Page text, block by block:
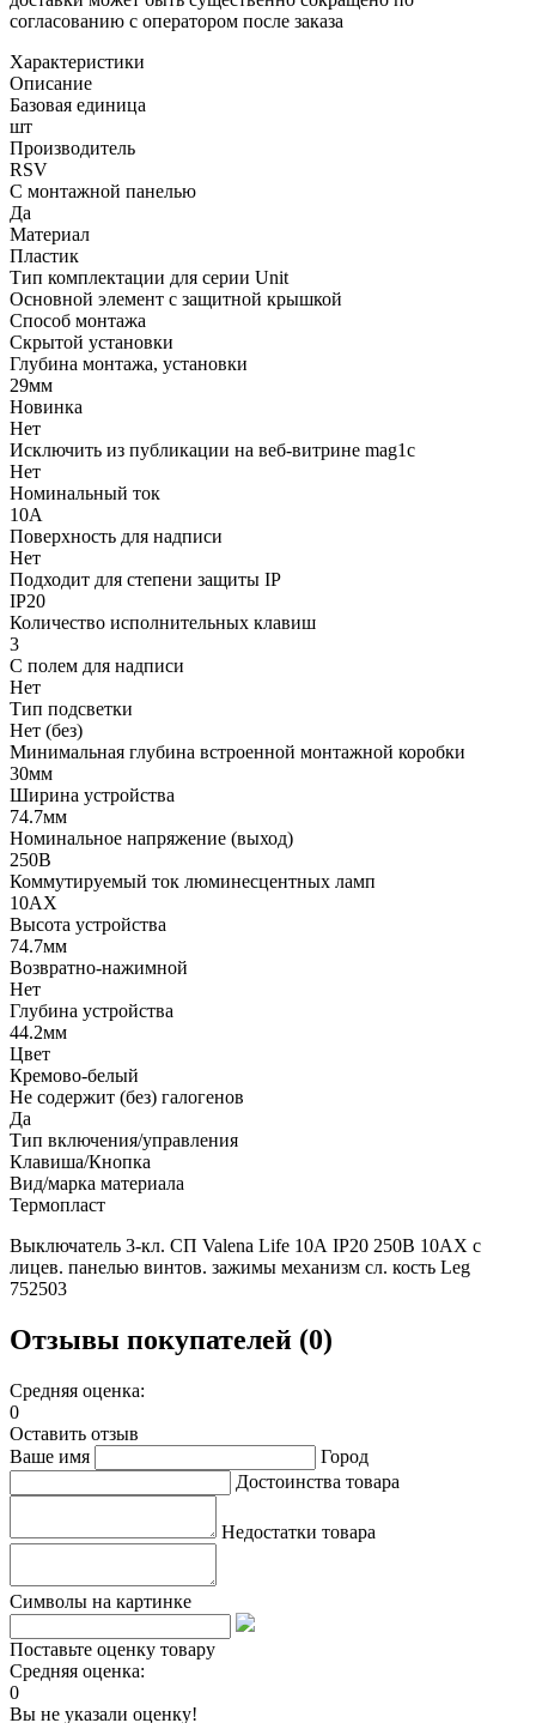
согласованию с оператором после заказа
Характеристики
Описание
Базовая единица
шт
Производитель
RSV
С монтажной панелью
Да
Материал
Пластик
Тип комплектации для серии Unit
Основной элемент с защитной крышкой
Способ монтажа
Скрытой установки
Глубина монтажа, установки
29мм
Новинка
Нет
Исключить из публикации на веб-витрине mag1c
Нет
Номинальный ток
10А
Поверхность для надписи
Нет
Подходит для степени защиты IP
IP20
Количество исполнительных клавиш
3
С полем для надписи
Нет
Тип подсветки
Нет (без)
Минимальная глубина встроенной монтажной коробки
30мм
Ширина устройства
74.7мм
Номинальное напряжение (выход)
250В
Коммутируемый ток люминесцентных ламп
10AX
Высота устройства
74.7мм
Возвратно-нажимной
Нет
Глубина устройства
44.2мм
Цвет
Кремово-белый
Не содержит (без) галогенов
Да
Тип включения/управления
Клавиша/Кнопка
Вид/марка материала
Термопласт
Выключатель 3-кл. СП Valena Life 10А IP20 250В 10AX с
лицев. панелью винтов. зажимы механизм сл. кость Leg
752503
Отзывы покупателей (0)
Средняя оценка:
0
Оставить отзыв
Ваше имя
Город
Достоинства товара
Недостатки товара
Символы на картинке
Поставьте оценку товару
Средняя оценка:
0
Вы не указали оценку!